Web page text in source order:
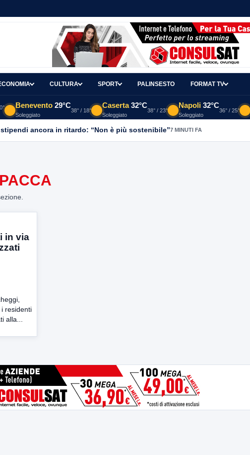
CULTURA SPORT PALINSESTO FORMAT TV
Benevento 29°C
Soleggiato
38° / 18°
Caserta 32°C
Soleggiato
38° / 23°
Napoli 32°C
Soleggiato
36° / 25°
ancora in ritardo: “Non è più sostenibile”7 MINUTI FA
in via
residenti
alla...